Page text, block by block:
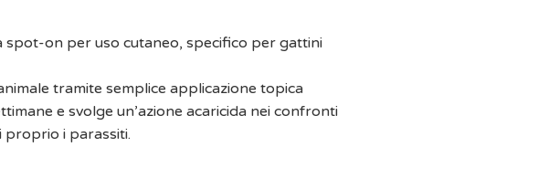
spot-on per uso cutaneo, specifico per gattini
tramite semplice applicazione topica
e svolge un’azione acaricida nei confronti
proprio i parassiti.